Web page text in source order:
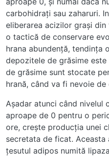
carbohidraţi sau zaharuri.
eliberarea acizilor graşi
o tactică de conservare
hrana abundenţă, tendinţa
depozitele de grăsime
de grăsime sunt stocate
hrană, când va fi nevoie de
Aşadar atunci când nivelul
aproape de 0 pentru o
ore, creşte producţia unei
secretata de ficat.
ţesutul adipos numită